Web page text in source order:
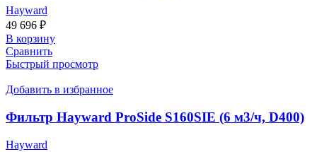
Hayward
49 696 ₽
В корзину
Сравнить
Быстрый просмотр
Добавить в избранное
Фильтр Hayward ProSide S160SIE (6 м3/ч, D400)
Hayward